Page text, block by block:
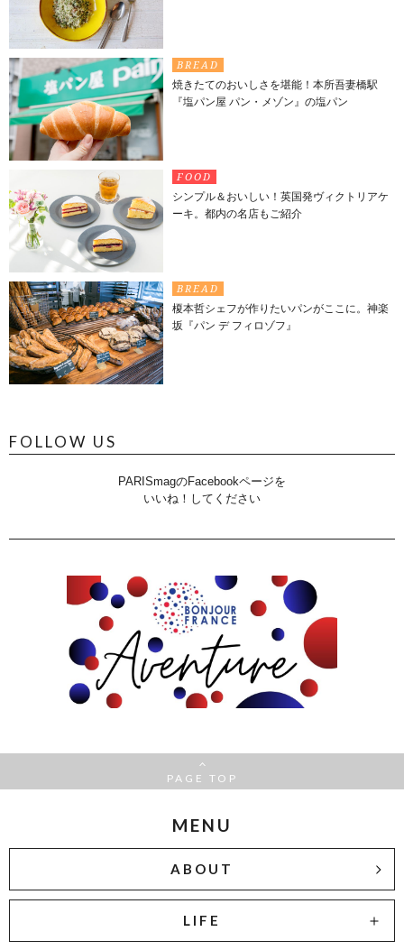
BREAD
焼きたてのおいしさを堪能！本所吾妻橋駅
『塩パン屋 パン・メゾン』の塩パン
FOOD
シンプル＆おいしい！英国発ヴィクトリアケ
ーキ。都内の名店もご紹介
BREAD
榎本哲シェフが作りたいパンがここに。神楽
坂『パン デ フィロゾフ』
FOLLOW US
PARISmagのFacebookページを
いいね！してください
PAGE TOP
MENU
ABOUT
LIFE